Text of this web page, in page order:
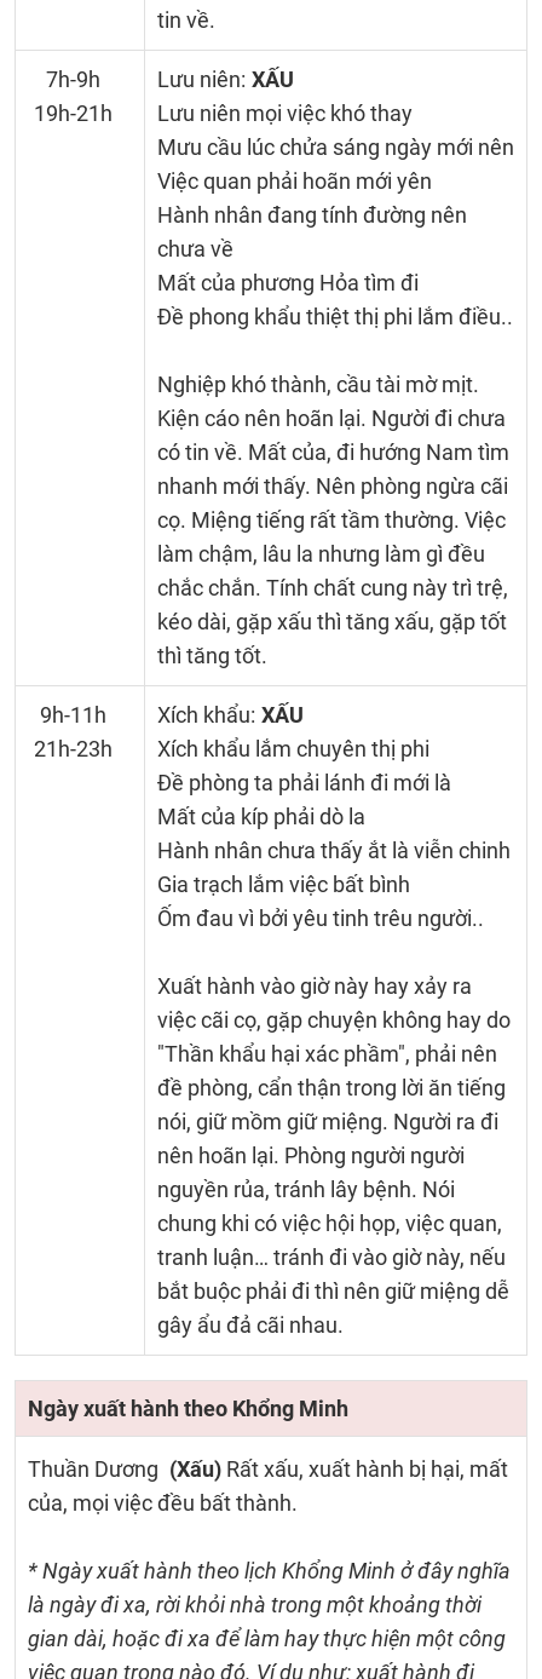
tin về.
7h-9h
19h-21h
Lưu niên: XẤU
Lưu niên mọi việc khó thay
Mưu cầu lúc chửa sáng ngày mới nên
Việc quan phải hoãn mới yên
Hành nhân đang tính đường nên
chưa về
Mất của phương Hỏa tìm đi
Đề phong khẩu thiệt thị phi lắm điều..
Nghiệp khó thành, cầu tài mờ mịt.
Kiện cáo nên hoãn lại. Người đi chưa
có tin về. Mất của, đi hướng Nam tìm
nhanh mới thấy. Nên phòng ngừa cãi
cọ. Miệng tiếng rất tầm thường. Việc
làm chậm, lâu la nhưng làm gì đều
chắc chắn. Tính chất cung này trì trệ,
kéo dài, gặp xấu thì tăng xấu, gặp tốt
thì tăng tốt.
9h-11h
21h-23h
Xích khẩu: XẤU
Xích khẩu lắm chuyên thị phi
Đề phòng ta phải lánh đi mới là
Mất của kíp phải dò la
Hành nhân chưa thấy ắt là viễn chinh
Gia trạch lắm việc bất bình
Ốm đau vì bởi yêu tinh trêu người..
Xuất hành vào giờ này hay xảy ra
việc cãi cọ, gặp chuyện không hay do
"Thần khẩu hại xác phầm", phải nên
đề phòng, cẩn thận trong lời ăn tiếng
nói, giữ mồm giữ miệng. Người ra đi
nên hoãn lại. Phòng người người
nguyền rủa, tránh lây bệnh. Nói
chung khi có việc hội họp, việc quan,
tranh luận… tránh đi vào giờ này, nếu
bắt buộc phải đi thì nên giữ miệng dễ
gây ẩu đả cãi nhau.
Ngày xuất hành theo Khổng Minh
Thuần Dương (Xấu) Rất xấu, xuất hành bị hại, mất
của, mọi việc đều bất thành.
* Ngày xuất hành theo lịch Khổng Minh ở đây nghĩa
là ngày đi xa, rời khỏi nhà trong một khoảng thời
gian dài, hoặc đi xa để làm hay thực hiện một công
việc quan trọng nào đó. Ví dụ như: xuất hành đi